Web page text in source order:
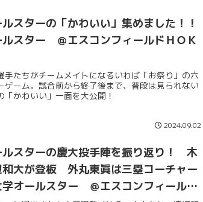
ルスターの「かわいい」集めました！！
ルスター ＠エスコンフィールドＨＯＫ
手たちがチームメイトになるいわば「お祭り」の六
ゲーム。試合前から終了後まで、普段は見られない
「かわいい」一面を大公開！
2024.09.02
ルスターの慶大投手陣を振り返り！ 木
和大が登板 外丸東眞は三塁コーチャー
学オールスター ＠エスコンフィールド